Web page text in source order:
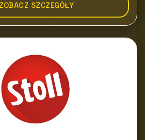
ZOBACZ SZCZEGÓŁY